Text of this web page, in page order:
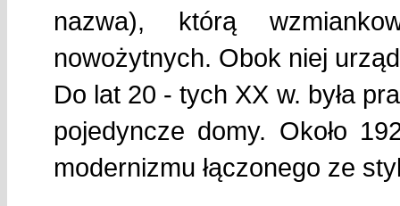
nazwa), którą
nowożytnych. Obok niej
Do lat 20 - tych XX w. była
pojedyncze domy. Około
modernizmu łączonego ze